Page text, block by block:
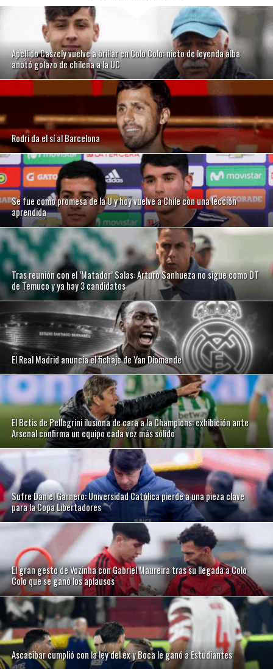
Apellido Caszely vuelve a brillar en Colo Colo: nieto de leyenda alba
anotó golazo de chilena a la UC
Rodri da el sí al Barcelona
Se fue como promesa de la U y hoy vuelve a Chile con una lección
aprendida
Tras reunión con el ’Matador’ Salas: Arturo Sanhueza no sigue como DT
de Temuco y ya hay 3 candidatos
El Real Madrid anuncia el fichaje de Yan Diomande
El Betis de Pellegrini ilusiona de cara a la Champions: exhibición ante
Arsenal confirma un equipo cada vez más sólido
Sufre Daniel Garnero: Universidad Católica pierde a una pieza clave
para la Copa Libertadores
El gran gesto de Vozinha con Gabriel Maureira tras su llegada a Colo
Colo que se ganó los aplausos
Ascacibar cumplió con la ley del ex y Boca le ganó a Estudiantes